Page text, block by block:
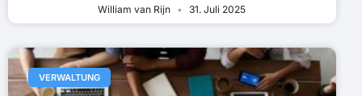
William van Rijn 31. Juli 2025
VERWALTUNG